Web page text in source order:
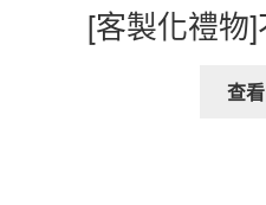
[客製化禮物
查